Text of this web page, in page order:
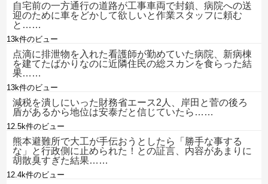
自宅前の一方通行の道路が工事車両で封鎖、病院への送
迎のために車をどかして欲しいと作業スタッフに頼む
と……
13k件のビュー
点滴に排泄物を入れた看護師が勤めていた病院、新病棟
を建てたばかりなのに近隣住民の総スカンを食らった結
果……
13k件のビュー
減税を潰しにいった財務省エース2人、岸田と菅の後ろ
盾があるから地位は安泰だと信じていたら……
12.5k件のビュー
熊本避難所で大工が手伝おうとしたら「勝手な事する
な」と行政側に止められた！との証言、内容があまりに
胡散臭すぎた結果……
12.4k件のビュー